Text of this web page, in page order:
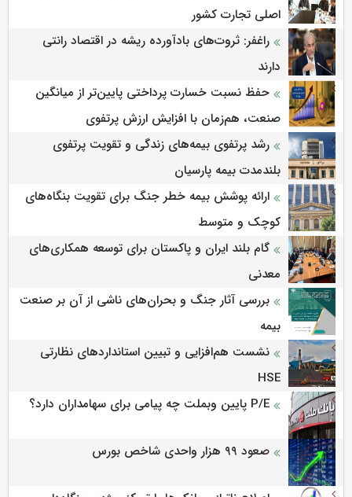
اصلی تجارت کشور
راغفر: ثروت‌های بادآورده ریشه در اقتصاد رانتی
دارند
حفظ نسبت خسارت پرداختی پایین‌تر از میانگین
صنعت، هم‌زمان با افزایش ارزش پرتفوی
رشد پرتفوی بیمه‌های زندگی و تقویت پرتفوی
بلندمدت بیمه پارسیان
ارائه پوشش بیمه خطر جنگ برای تقویت بنگاه‌های
کوچک و متوسط
گام بلند ایران و پاکستان برای توسعه همکاری‌های
معدنی
بررسی آثار جنگ و بحران‌های ناشی از آن بر صنعت
بیمه
نشست هم‌افزایی و تبیین استانداردهای نظارتی
HSE
P/E پایین وبملت چه پیامی برای سهامداران دارد؟
صعود ۹۹ هزار واحدی شاخص بورس